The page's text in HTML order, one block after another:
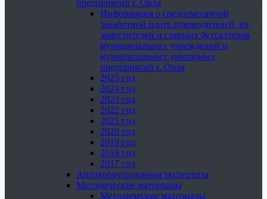
предприятий г. Орла
Информация о среднемесячной
заработной плате руководителей, их
заместителей и главных бухгалтеров
муниципальных учреждений и
муниципальных унитарных
предприятий г. Орла
2025 год
2024 год
2023 год
2022 год
2021 год
2020 год
2019 год
2018 год
2017 год
Антикоррупционная экспертиза
Методические материалы
Методические материалы